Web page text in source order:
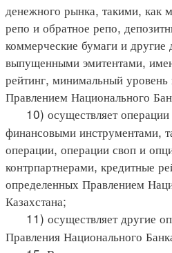
денежного рынка, такими, как
репо и обратное репо,
коммерческие бумаги и другие
выпущенными эмитентами,
рейтинг, минимальный уровень
Правлением Национального
10) осуществляет операции
финансовыми инструментами,
операции, операции своп и
контрпартнерами, кредитные
определенных Правлением
Казахстана;
11) осуществляет другие
Правления Национального